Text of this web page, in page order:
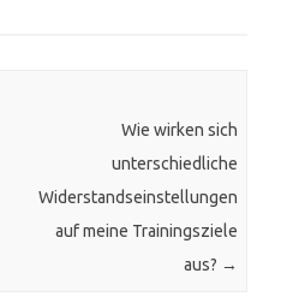
Wie wirken sich
unterschiedliche
Widerstandseinstellungen
auf meine Trainingsziele
aus? →